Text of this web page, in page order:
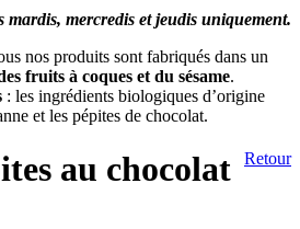
mardis, mercredis et jeudis uniquement.
nos produits sont fabriqués dans un
fruits à coques et du sésame.
: les ingrédients biologiques d’origine
et les pépites de chocolat.
Retour
au chocolat